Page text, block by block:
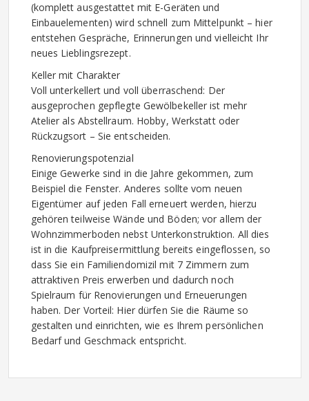
(komplett ausgestattet mit E-Geräten und
Einbauelementen) wird schnell zum Mittelpunkt – hier
entstehen Gespräche, Erinnerungen und vielleicht Ihr
neues Lieblingsrezept.
Keller mit Charakter
Voll unterkellert und voll überraschend: Der
ausgeprochen gepflegte Gewölbekeller ist mehr
Atelier als Abstellraum. Hobby, Werkstatt oder
Rückzugsort – Sie entscheiden.
Renovierungspotenzial
Einige Gewerke sind in die Jahre gekommen, zum
Beispiel die Fenster. Anderes sollte vom neuen
Eigentümer auf jeden Fall erneuert werden, hierzu
gehören teilweise Wände und Böden; vor allem der
Wohnzimmerboden nebst Unterkonstruktion. All dies
ist in die Kaufpreisermittlung bereits eingeflossen, so
dass Sie ein Familiendomizil mit 7 Zimmern zum
attraktiven Preis erwerben und dadurch noch
Spielraum für Renovierungen und Erneuerungen
haben. Der Vorteil: Hier dürfen Sie die Räume so
gestalten und einrichten, wie es Ihrem persönlichen
Bedarf und Geschmack entspricht.